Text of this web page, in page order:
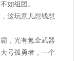
如组团。
这玩意儿怼钱怼
，光有氪金武器
号孤勇者，一个